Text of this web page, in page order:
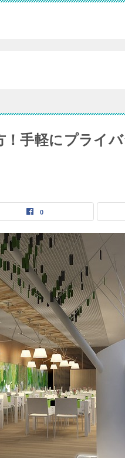
手軽にプライ
0